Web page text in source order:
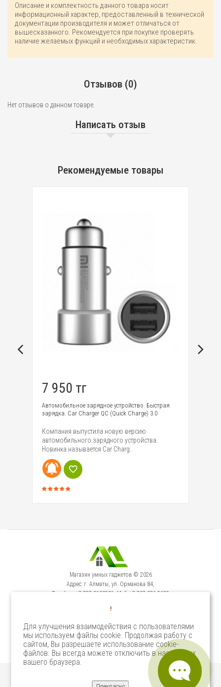
Описание и комплектность данного товара носит
информационный характер, предоставленный в технической
документации производителя и может отличаться от
вышесказанного. Рекомендуется при покупке проверять
наличие желаемых функций и необходимых характеристик.
Отзывов (0)
Нет отзывов о данном товаре.
Написать отзыв
Рекомендуемые товары
7 950 тг
Автомобильное зарядное устройство. Быстрая
зарядка. Car Charger QC (Quick Charge) 3.0
Компания выпустила новую версию
автомобильного зарядного устройства.
Новинка называется Car Charg..
Магазин умных гаджетов © 2026
Адрес: г. Алматы, ул. Орманова 84,
Телефон: +7-727-3100231, Моб: +7-707-376-9129
Сервисный Центр: г. Алматы, ул. Орманова 84.
Select Language ▼
!
Для улучшения взаимодействия с пользователями
мы используем файлы cookie. Продолжая работу с
сайтом, Вы разрешаете использование cookie-
файлов. Вы всегда можете отключить в настройках
вашего браузера.